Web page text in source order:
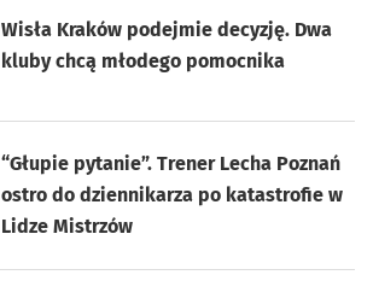
Wisła Kraków podejmie decyzję. Dwa
kluby chcą młodego pomocnika
“Głupie pytanie”. Trener Lecha Poznań
ostro do dziennikarza po katastrofie w
Lidze Mistrzów